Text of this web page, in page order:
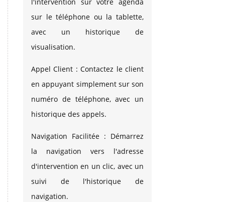
l'intervention sur votre agenda
sur le téléphone ou la tablette,
avec un historique de
visualisation.
Appel Client : Contactez le client
en appuyant simplement sur son
numéro de téléphone, avec un
historique des appels.
Navigation Facilitée : Démarrez
la navigation vers l'adresse
d'intervention en un clic, avec un
suivi de l'historique de
navigation.